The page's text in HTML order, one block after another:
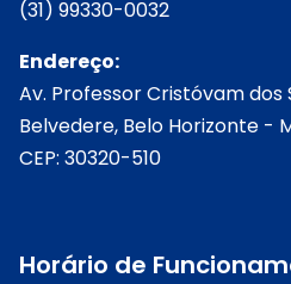
(31) 99330-0032
Endereço:
Av. Professor Cristóvam dos
Belvedere, Belo Horizonte -
CEP: 30320-510
Horário de